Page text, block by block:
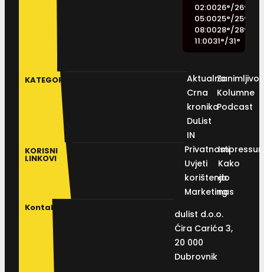
02:0026°/26°
05:0025°/25°
08:0028°/28°
11:0031°/31°
KATEGORIJE
Aktualno
Crna
kronika
DuList
IN
Kolumne
Podcast
KORISNI
LINKOVI
Privatnosti
Uvjeti
korištenja
Marketing
Kako
do
nas
Kontakt
dulist d.o.o.
Ćira Carića 3,
20 000
Dubrovnik